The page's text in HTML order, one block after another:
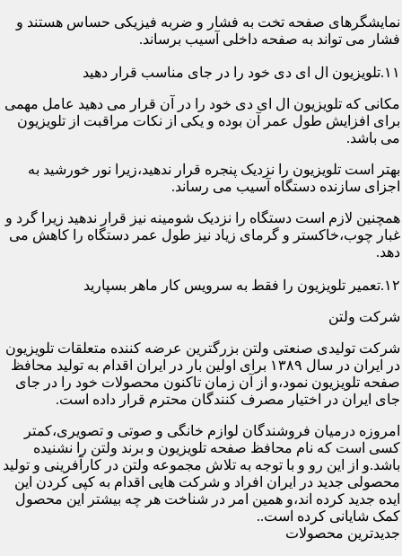
نمایشگرهای صفحه تخت به فشار و ضربه فیزیکی حساس هستند و
فشار می تواند به صفحه داخلی آسیب برساند.
۱۱.تلویزیون ال ای دی خود را در جای مناسب قرار دهید
مکانی که تلویزیون ال ای دی خود را در آن قرار می دهید عامل مهمی
برای افزایش طول عمر آن بوده و یکی از نکات مراقبت از تلویزیون
می باشد.
بهتر است تلویزیون را نزدیک پنجره قرار ندهید،زیرا نور خورشید به
اجزای سازنده دستگاه آسیب می رساند.
همچنین لازم است دستگاه را نزدیک شومینه نیز قرار ندهید زیرا گرد و
غبار چوب،خاکستر و گرمای زیاد نیز طول عمر دستگاه را کاهش می
دهد.
۱۲.تعمیر تلویزیون را فقط به سرویس کار ماهر بسپارید
شرکت ولتن
شرکت تولیدی صنعتی ولتن بزرگترین عرضه کننده متعلقات تلویزیون
در ایران در سال ۱۳۸۹ برای اولین بار در ایران اقدام به تولید محافظ
صفحه تلویزیون نمود،و از آن زمان تاکنون محصولات خود را در جای
جای ایران در اختیار مصرف کنندگان محترم قرار داده است.
امروزه درمیان فروشندگان لوازم خانگی و صوتی و تصویری،کمتر
کسی است که نام محافظ صفحه تلویزیون و برند ولتن را نشنیده
باشد.و از این رو و با توجه به تلاش مجموعه ولتن در کارآفرینی و تولید
محصولی جدید در ایران افراد و شرکت هایی اقدام به کپی کردن این
ایده جدید کرده اند،و همین امر در شناخت هر چه بیشتر این محصول
کمک شایانی کرده است..
جدیدترین محصولات